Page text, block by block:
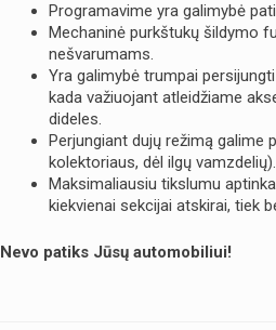
Programavime yra galimybė
Mechaninė purkštukų šildymo
nešvarumams.
Yra galimybė trumpai
kada važiuojant atleidžiame
dideles.
Perjungiant dujų režimą galime
kolektoriaus, dėl ilgų
Maksimaliausiu tikslumu
kiekvienai sekcijai atskirai, tiek
Nevo patiks Jūsų automobiliui!